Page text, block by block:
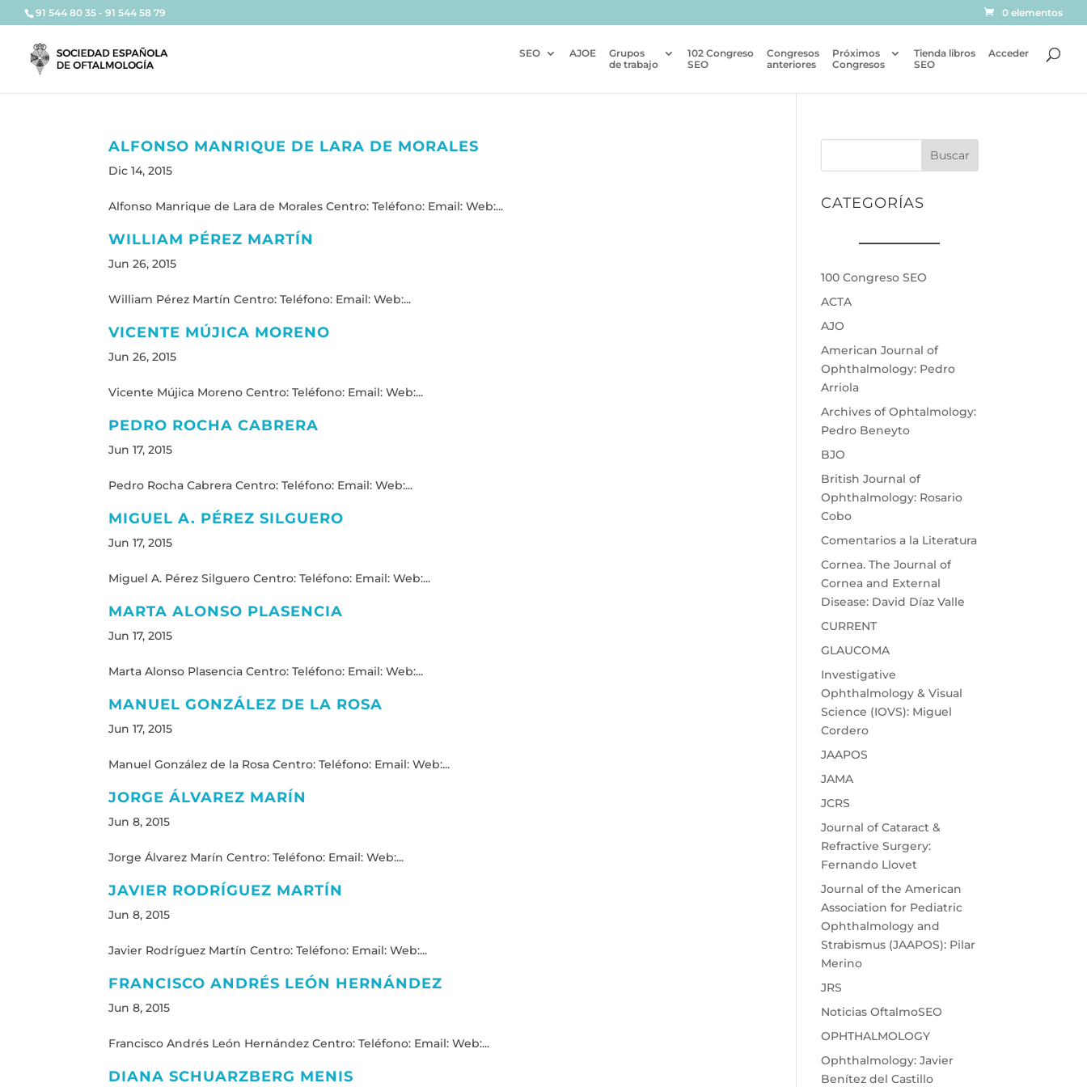
91 544 80 35 - 91 544 58 79 0 elementos
SEO AJOE
Grupos
de trabajo
102 Congreso
SEO
Congresos
anteriores
Próximos
Congresos
Tienda libros
SEO
Acceder
ALFONSO MANRIQUE DE LARA DE MORALES
Dic 14, 2015
Alfonso Manrique de Lara de Morales Centro: Teléfono: Email: Web:...
WILLIAM PÉREZ MARTÍN
Jun 26, 2015
William Pérez Martín Centro: Teléfono: Email: Web:...
VICENTE MÚJICA MORENO
Jun 26, 2015
Vicente Mújica Moreno Centro: Teléfono: Email: Web:...
PEDRO ROCHA CABRERA
Jun 17, 2015
Pedro Rocha Cabrera Centro: Teléfono: Email: Web:...
MIGUEL A. PÉREZ SILGUERO
Jun 17, 2015
Miguel A. Pérez Silguero Centro: Teléfono: Email: Web:...
MARTA ALONSO PLASENCIA
Jun 17, 2015
Marta Alonso Plasencia Centro: Teléfono: Email: Web:...
MANUEL GONZÁLEZ DE LA ROSA
Jun 17, 2015
Manuel González de la Rosa Centro: Teléfono: Email: Web:...
JORGE ÁLVAREZ MARÍN
Jun 8, 2015
Jorge Álvarez Marín Centro: Teléfono: Email: Web:...
JAVIER RODRÍGUEZ MARTÍN
Jun 8, 2015
Javier Rodríguez Martín Centro: Teléfono: Email: Web:...
FRANCISCO ANDRÉS LEÓN HERNÁNDEZ
Jun 8, 2015
Francisco Andrés León Hernández Centro: Teléfono: Email: Web:...
DIANA SCHUARZBERG MENIS
Buscar
CATEGORÍAS
100 Congreso SEO
ACTA
AJO
American Journal of
Ophthalmology: Pedro
Arriola
Archives of Ophtalmology:
Pedro Beneyto
BJO
British Journal of
Ophthalmology: Rosario
Cobo
Comentarios a la Literatura
Cornea. The Journal of
Cornea and External
Disease: David Díaz Valle
CURRENT
GLAUCOMA
Investigative
Ophthalmology & Visual
Science (IOVS): Miguel
Cordero
JAAPOS
JAMA
JCRS
Journal of Cataract &
Refractive Surgery:
Fernando Llovet
Journal of the American
Association for Pediatric
Ophthalmology and
Strabismus (JAAPOS): Pilar
Merino
JRS
Noticias OftalmoSEO
OPHTHALMOLOGY
Ophthalmology: Javier
Benítez del Castillo